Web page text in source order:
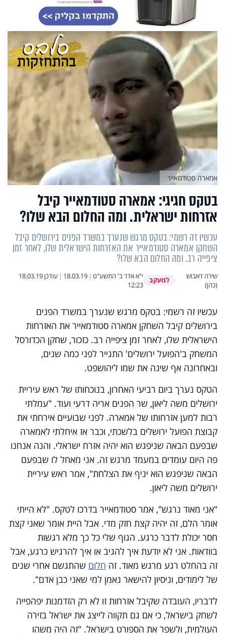
בטקס חגיגי: אמארה סטודמאייר קיבל
אזרחות ישראלית. ומה החלום הבא שלו?
עכשיו זה רשמי: בטקס מרגש שנערך במשרד הפנים בירושלים קיבל
השחקן אמארה סטודמאייר את האזרחות הישראלית שלו, לאחר זמן
ציפייה רב. ומה החלום הבא שלו?
שירה דאבוש
(כהן)
למעקב י"א אדר ב' התשע"ט |
18.03.19
| עודכן18.03.19
12:23
אמארה סטודמאייר
עכשיו זה רשמי: בטקס מרגש שנערך במשרד הפנים
בירושלים קיבל השחקן אמארה סטודמאייר את האזרחות
הישראלית שלו, לאחר זמן ציפייה רב. כזכור, שחקן הכדורסל
המשחק ב'הפועל ירושלים' התגייר לפני כמה שנים,
ובאחרונה אף שינה את שמו ליהושפט.
הטקס נערך ביום רביעי האחרון, בנוכחותו של ראש עיריית
ירושלים משה ליאון, שר הפנים אריה דרעי ועוד. "עמלתי
רבות למען אזרחותו של אמארה. לפני שבועיים אירחתי את
קבוצת הפועל ירושלים בלשכתי, וכבר אז איחלתי לאמארה
שבפעם הבאה שניפגש הוא יהיה אזרח ישראלי. והנה אנחנו
פה היום עומדים במעמד מרגש זה. אני מאחל לו שבפעם
הבאה שניפגש הוא יניף את הצלחת", אמר ראש עיריית
ירושלים משה ליאון.
"אני מאוד נרגש", אמר סטודמאייר בדרכו לטקס. "לא הייתי
אומר הלם, זה יהיה קצת חזק מדי. אבל היית אומר שאני קצת
חסר יכולת לדבר כרגע. הגוף שלי כל כך מלא רגשות
בוודאות. אני לא יודעת איך להגיב או איך להרגיש כרגע, אבל
זה בהחלט רגע מרגש מאוד. זה חלום שהתגשם אחרי שנים
של לימודים, וניסיון להישאר נאמן למי שאני כבן אדם".
לדבריו, העובדה שקיבל אזרחות זו לא רק הזדמנות יפהפייה
לשחק בישראל, כי אם גם תקווה לייצג את ישראל בזירה
העולמית, ולשפר את הספורט בישראל. "זה היה משהו